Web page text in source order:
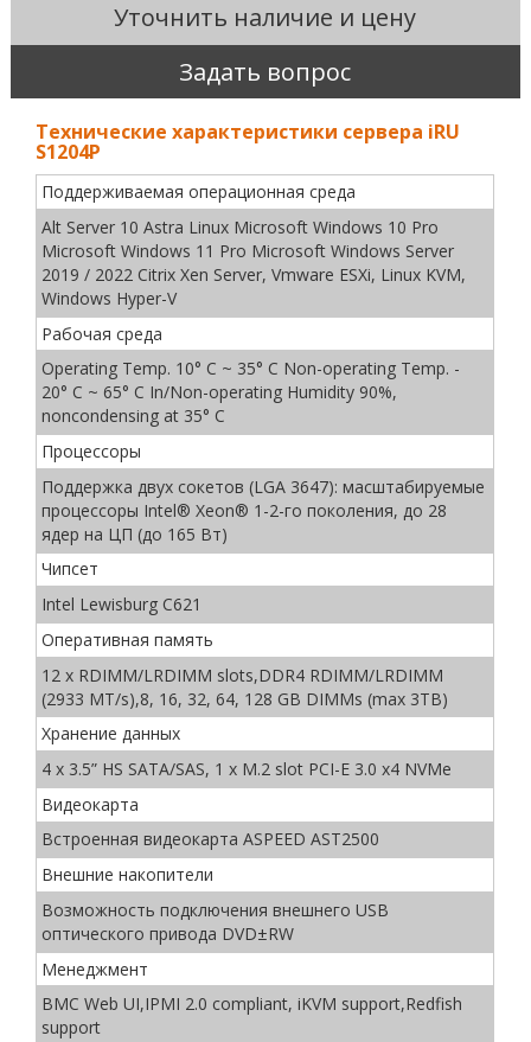
Уточнить наличие и цену
Задать вопрос
Технические характеристики сервера iRU
S1204P
Поддерживаемая операционная среда
Alt Server 10 Astra Linux Microsoft Windows 10 Pro
Microsoft Windows 11 Pro Microsoft Windows Server
2019 / 2022 Citrix Xen Server, Vmware ESXi, Linux KVM,
Windows Hyper-V
Рабочая среда
Operating Temp. 10° C ~ 35° C Non-operating Temp. -
20° C ~ 65° C In/Non-operating Humidity 90%,
noncondensing at 35° C
Процессоры
Поддержка двух сокетов (LGA 3647): масштабируемые
процессоры Intel® Xeon® 1-2-го поколения, до 28
ядер на ЦП (до 165 Вт)
Чипсет
Intel Lewisburg C621
Оперативная память
12 x RDIMM/LRDIMM slots,DDR4 RDIMM/LRDIMM
(2933 MT/s),8, 16, 32, 64, 128 GB DIMMs (max 3TB)
Хранение данных
4 x 3.5” HS SATA/SAS, 1 x M.2 slot PCI-E 3.0 x4 NVMe
Видеокарта
Встроенная видеокарта ASPEED AST2500
Внешние накопители
Возможность подключения внешнего USB
оптического привода DVD±RW
Менеджмент
BMC Web UI,IPMI 2.0 compliant, iKVM support,Redfish
support